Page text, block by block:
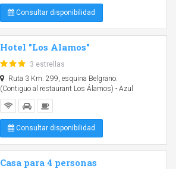
Consultar disponibilidad
Hotel "Los Alamos"
3 estrellas
Ruta 3 Km. 299, esquina Belgrano.
(Contiguo al restaurant Los Álamos) - Azul
Consultar disponibilidad
Casa para 4 personas